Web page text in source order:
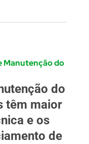
Manutenção do
do
têm maior
e os
de